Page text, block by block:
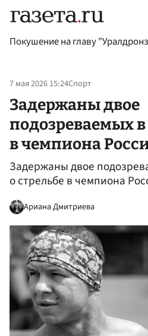
Покушение на главу
7 мая 2026 15:24Спорт
Задержаны двое
подозреваемых в
в чемпиона
Задержаны двое
о стрельбе в чемпиона
Ариана Дмитриева